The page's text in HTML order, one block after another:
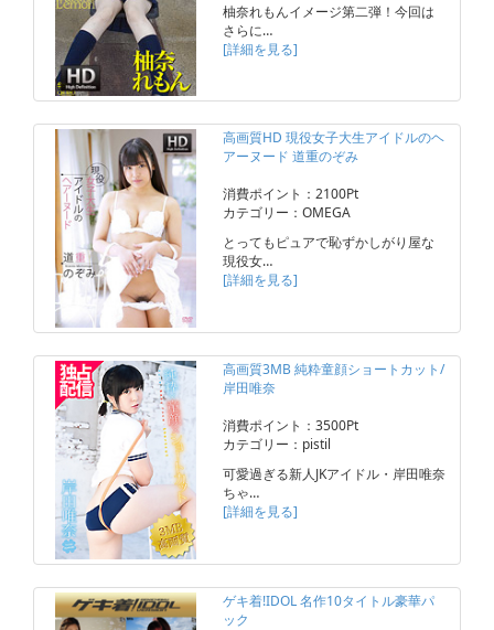
柚奈れもんイメージ第二弾！今回は
さらに…
[詳細を見る]
高画質HD 現役女子大生アイドルのヘ
アーヌード 道重のぞみ
消費ポイント：2100Pt
カテゴリー：OMEGA
とってもピュアで恥ずかしがり屋な
現役女…
[詳細を見る]
高画質3MB 純粋童顔ショートカット/
岸田唯奈
消費ポイント：3500Pt
カテゴリー：pistil
可愛過ぎる新人JKアイドル・岸田唯奈
ちゃ…
[詳細を見る]
ゲキ着!IDOL 名作10タイトル豪華パ
ック